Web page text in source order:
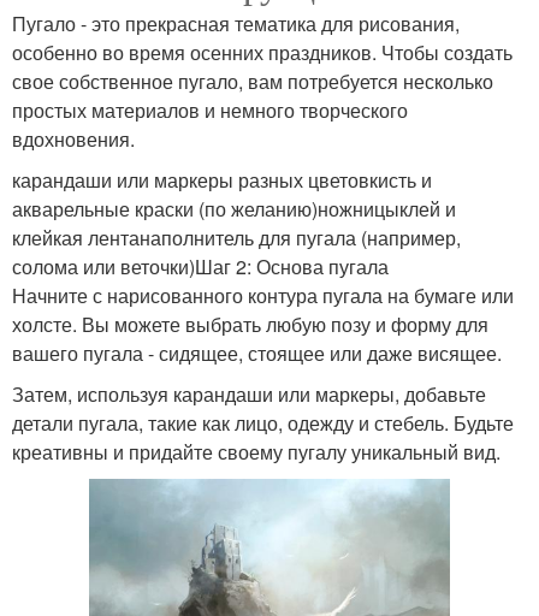
Пугало - это прекрасная тематика для рисования,
особенно во время осенних праздников. Чтобы создать
свое собственное пугало, вам потребуется несколько
простых материалов и немного творческого
вдохновения.
карандаши или маркеры разных цветовкисть и
акварельные краски (по желанию)ножницыклей и
клейкая лентанаполнитель для пугала (например,
солома или веточки)Шаг 2: Основа пугала
Начните с нарисованного контура пугала на бумаге или
холсте. Вы можете выбрать любую позу и форму для
вашего пугала - сидящее, стоящее или даже висящее.
Затем, используя карандаши или маркеры, добавьте
детали пугала, такие как лицо, одежду и стебель. Будьте
креативны и придайте своему пугалу уникальный вид.